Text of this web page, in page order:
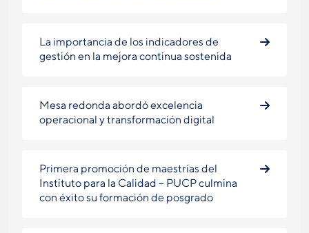
La importancia de los indicadores de
gestión en la mejora continua sostenida
Mesa redonda abordó excelencia
operacional y transformación digital
Primera promoción de maestrías del
Instituto para la Calidad – PUCP culmina
con éxito su formación de posgrado